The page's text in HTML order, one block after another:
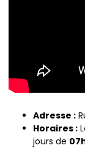
Adresse :
Horaires :
jours de